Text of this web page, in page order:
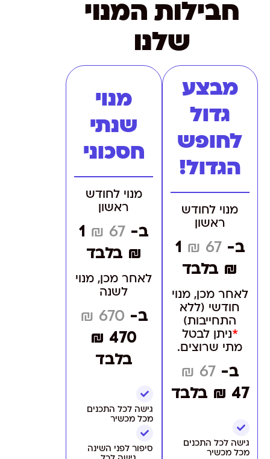
חבילות המנוי
שלנו
מבצע
גדול
לחופש
הגדול!
מנוי לחודש
ראשון
ב- 67 ₪
1
₪ בלבד
לאחר מכן, מנוי
חודשי (ללא
התחייבות)
*ניתן לבטל
מתי שרוצים.
ב- 67 ₪
47 ₪ בלבד
גישה לכל התכנים
מכל מכשיר
מנוי
שנתי
חסכוני
מנוי לחודש
ראשון
ב- 67 ₪
1
₪ בלבד
לאחר מכן, מנוי
לשנה
ב- 670 ₪
470 ₪
בלבד
גישה לכל התכנים
מכל מכשיר
סיפור לפני השינה